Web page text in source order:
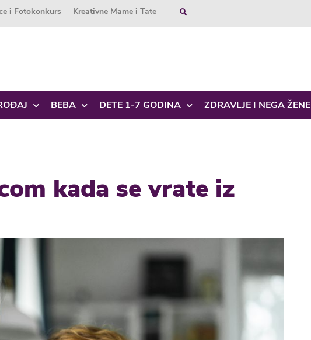
i Fotokonkurs Kreativne Mame i Tate
BEBA DETE 1-7 GODINA ZDRAVLJE I NEGA ŽENE
kada se vrate iz